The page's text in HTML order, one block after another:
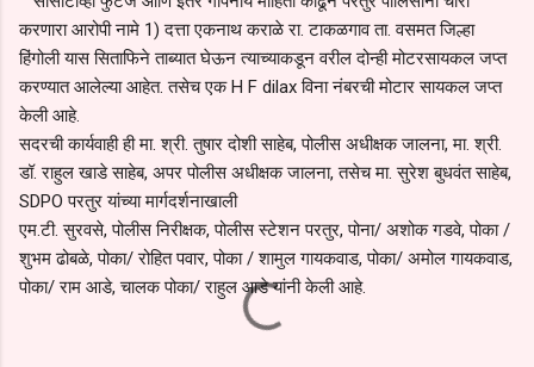
करणारा आरोपी नामे 1) दत्ता एकनाथ कराळे रा. टाकळगाव ता. वसमत जिल्हा
हिंगोली यास सिताफिने ताब्यात घेऊन त्याच्याकडून वरील दोन्ही मोटरसायकल जप्त
करण्यात आलेल्या आहेत. तसेच एक H F dilax विना नंबरची मोटार सायकल जप्त
केली आहे.
सदरची कार्यवाही ही मा. श्री. तुषार दोशी साहेब, पोलीस अधीक्षक जालना, मा. श्री.
डॉ. राहुल खाडे साहेब, अपर पोलीस अधीक्षक जालना, तसेच मा. सुरेश बुधवंत साहेब,
SDPO परतुर यांच्या मार्गदर्शनाखाली
एम.टी. सुरवसे, पोलीस निरीक्षक, पोलीस स्टेशन परतुर, पोना/ अशोक गडवे, पोका /
शुभम ढोबळे, पोका/ रोहित पवार, पोका / शामुल गायकवाड, पोका/ अमोल गायकवाड,
पोका/ राम आडे, चालक पोका/ राहुल आडे यांनी केली आहे.